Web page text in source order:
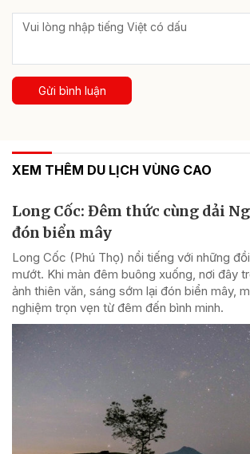
Gửi bình luận
XEM THÊM DU LỊCH VÙNG CAO
Long Cốc: Đêm thức cùng dải
đón biển mây
Long Cốc (Phú Thọ) nổi tiếng với những
mướt. Khi màn đêm buông xuống, nơi đây
ảnh thiên văn, sáng sớm lại đón biển mây,
nghiệm trọn vẹn từ đêm đến bình minh.